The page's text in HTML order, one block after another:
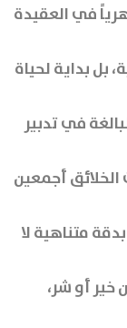
في العقيدة
بل بداية لحياة
في تدبير
أجمعين
متناهية لا
أو شر،